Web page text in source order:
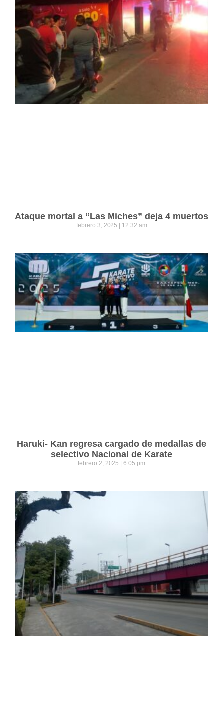
Ataque mortal a “Las Miches” deja 4 muertos
febrero 3, 2025 12:32 am
Haruki- Kan regresa cargado de medallas de
selectivo Nacional de Karate
febrero 2, 2025 6:05 pm